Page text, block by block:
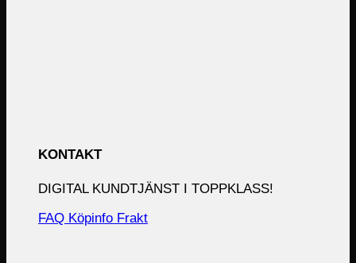
KONTAKT
DIGITAL KUNDTJÄNST I TOPPKLASS!
FAQ Köpinfo Frakt